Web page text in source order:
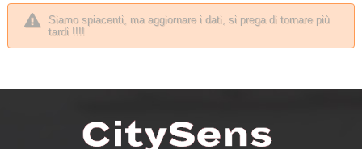
Siamo spiacenti, ma aggiornare i dati, si prega di tornare più
tardi !!!!